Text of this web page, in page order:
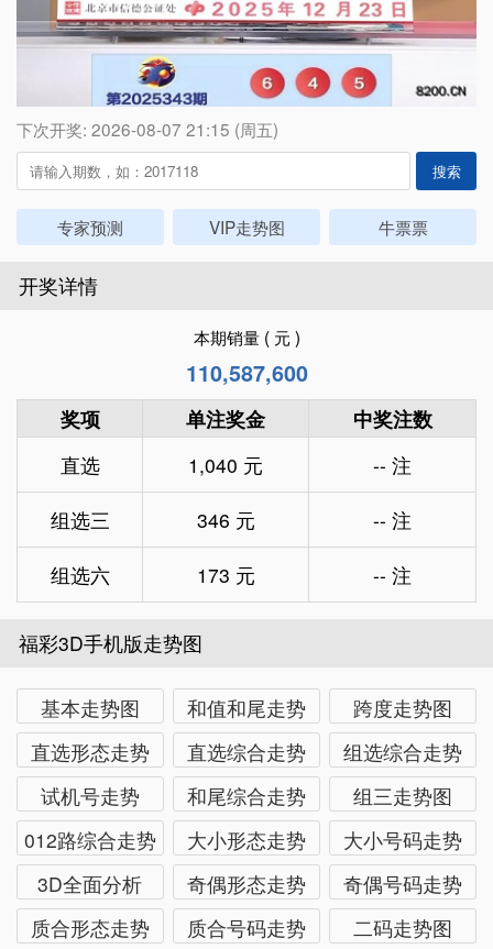
下次开奖: 2026-08-07 21:15 (周五)
搜索
专家预测 VIP走势图 牛票票
开奖详情
本期销量 ( 元 )
110,587,600
奖项 单注奖金
中奖注数
直选
1,040 元
-- 注
组选三
346 元
-- 注
组选六
173 元 -- 注
福彩3D手机版走势图
基本走势图 和值和尾走势
跨度走势图
直选形态走势
直选综合走势
组选综合走势
试机号走势
和尾综合走势
组三走势图
012路综合走势
大小形态走势
大小号码走势
3D全面分析
奇偶形态走势
奇偶号码走势
质合形态走势
质合号码走势 二码走势图